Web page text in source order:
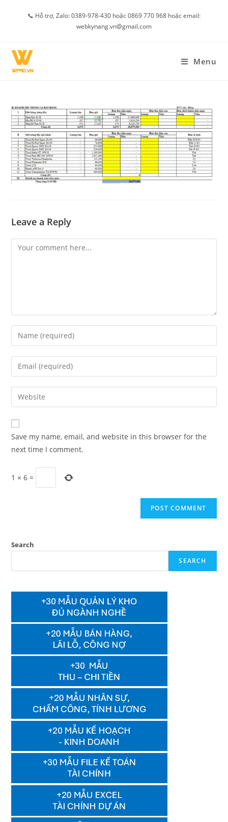
📞 Hỗ trợ, Zalo: 0389-978-430 hoặc 0869 770 968 hoặc email:
webkynang.vn@gmail.com
Menu
Leave a Reply
Comment
Enter
your
name
comment
Enter
your
email
address
comment
Enter
your
website
URL
(optional)
Save my name, email, and website in this browser for the
next time I comment.
1 ×6 =
Search
SEARCH